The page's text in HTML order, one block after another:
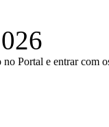
Portal e entrar com